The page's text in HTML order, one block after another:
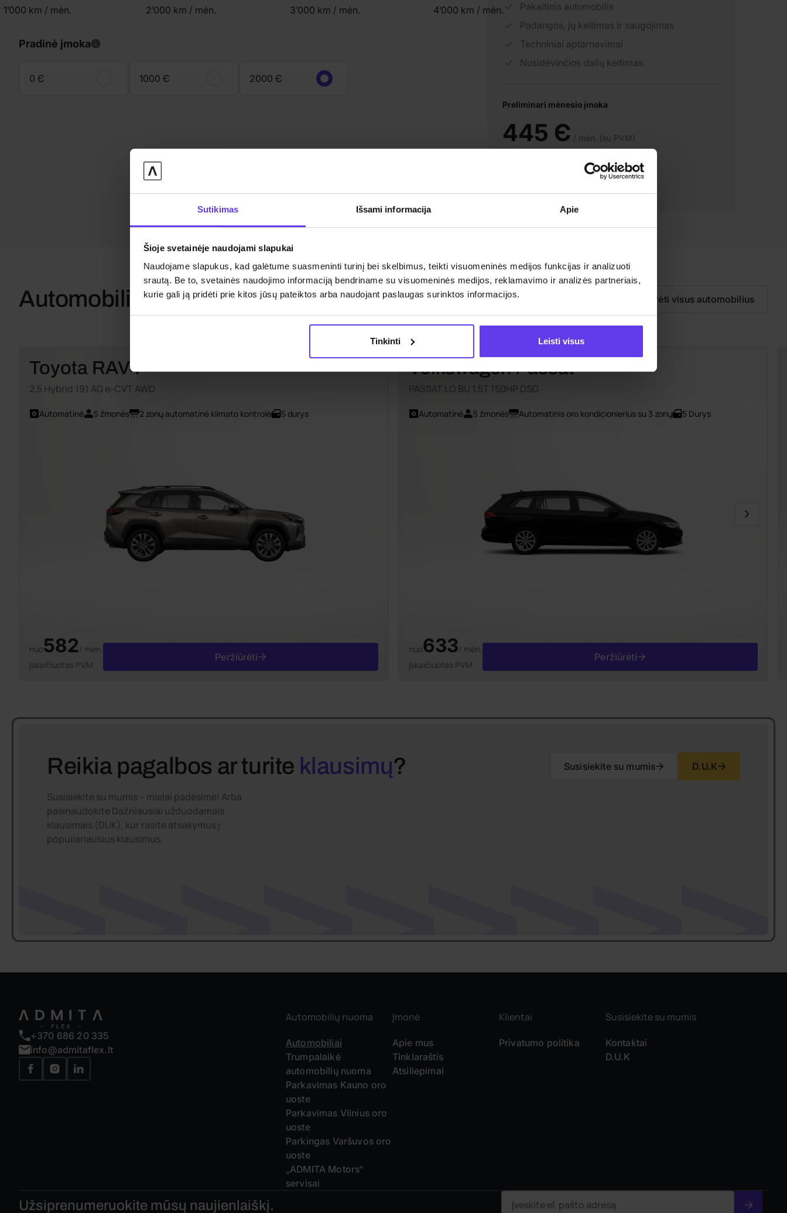
Sutikimas Išsami informacija Apie
Šioje svetainėje naudojami slapukai
Naudojame slapukus, kad galėtume suasmeninti turinį bei skelbimus, teikti visuomeninės medijos funkcijas ir analizuoti
srautą. Be to, svetainės naudojimo informaciją bendriname su visuomeninės medijos, reklamavimo ir analizės partneriais,
kurie gali ją pridėti prie kitos jūsų pateiktos arba naudojant paslaugas surinktos informacijos.
Tinkinti Leisti visus
1’000 km / mėn. 2’000 km / mėn. 3’000 km / mėn. 4’000 km / mėn.
Pradinė įmoka
0 Є 1000 Є 2000 Є
Pakaitinis automobilis
Padangos, jų keitimas ir saugojimas
Techniniai aptarnavimai
Nusidėvinčios dalių keitimas
Preliminari mėnesio įmoka
445 Є / mėn. (su PVM)
/ mėn. (be PVM)
Automobiliai Peržiūrėti visus automobilius
Toyota RAV4
2.5 Hybrid 191 AG e-CVT AWD
Automatinė 5 žmonės 2 zonų automatinė klimato kontrolė 5 durys
nuo582/ mėn.
Įskaičiuotas PVM
Peržiūrėti
Volkswagen Passat
PASSAT LO BU 1.5T 150HP DSG
Automatinė 5 žmonės Automatinis oro kondicionierius su 3 zonų 5 Durys
nuo633/ mėn.
Įskaičiuotas PVM
Peržiūrėti
Reikia pagalbos ar turite klausimų?
Susisiekite su mumis – mielai padėsime! Arba
pasinaudokite Dažniausiai užduodamais
klausimais (DUK), kur rasite atsakymus į
populiariausius klausimus.
Susisiekite su mumis D.U.K
+370 686 20 335
info@admitaflex.lt
Automobilių nuoma
Automobiliai
Trumpalaikė
automobilių nuoma
Parkavimas Kauno oro
uoste
Parkavimas Vilnius oro
uoste
Parkingas Varšuvos oro
uoste
„ADMITA Motors“
servisai
Įmonė
Apie mus
Tinklaraštis
Atsiliepimai
Klientai
Privatumo politika
Susisiekite su mumis
Kontaktai
D.U.K
Užsiprenumeruokite mūsų naujienlaiškį.